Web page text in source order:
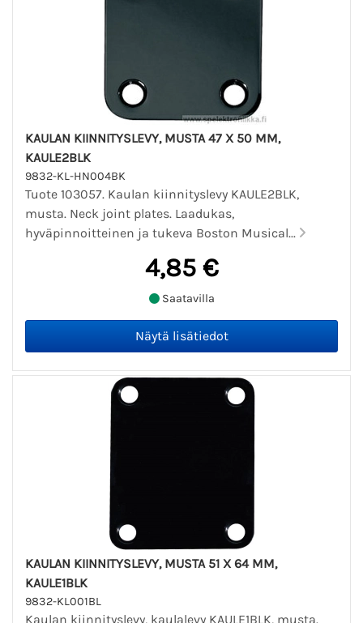
KAULAN KIINNITYSLEVY, MUSTA 47 X 50 MM,
KAULE2BLK
9832-KL-HN004BK
Tuote 103057. Kaulan kiinnityslevy KAULE2BLK,
musta. Neck joint plates. Laadukas,
hyväpinnoitteinen ja tukeva Boston Musical...
4,85 €
Saatavilla
KAULAN KIINNITYSLEVY, MUSTA 51 X 64 MM,
KAULE1BLK
9832-KL001BL
Kaulan kiinnityslevy, kaulalevy KAULE1BLK, musta.